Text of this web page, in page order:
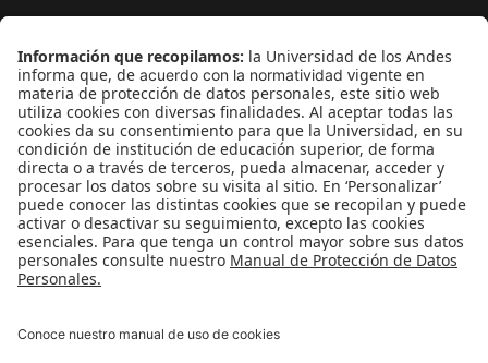
CONTÁCTANOS
cerosetenta@uniandes.edu.co
BOGOTÁ, COLOMBIA
NEWSLETTER